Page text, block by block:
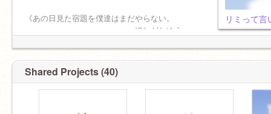
《あの日見た宿題を僕達はまだやらない。
ほしがねゆう
リミって
Shared Projects (40)